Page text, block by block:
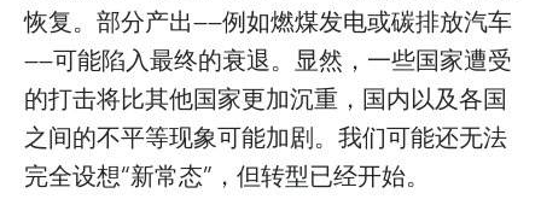
恢复。部分产出——例如燃煤发电或碳排放汽车
——可能陷入最终的衰退。显然，一些国家遭受
的打击将比其他国家更加沉重，国内以及各国
之间的不平等现象可能加剧。我们可能还无法
完全设想“新常态”，但转型已经开始。